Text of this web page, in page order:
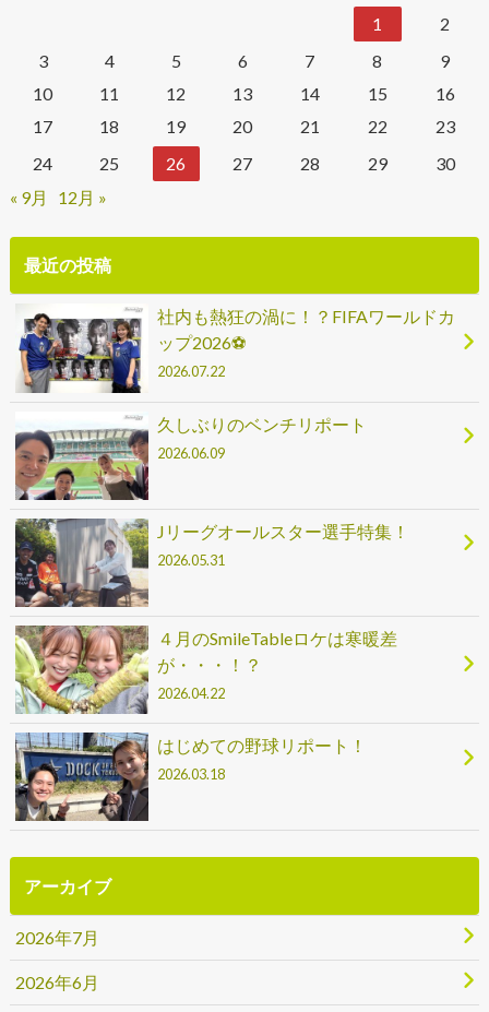
1
2
3
4 5 6 7 8
9
10
11 12 13 14 15
16
17
18 19 20 21 22
23
24
25 26 27 28 29
30
« 9月
12月 »
最近の投稿
社内も熱狂の渦に！？FIFAワールドカ
ップ2026⚽
2026.07.22
久しぶりのベンチリポート
2026.06.09
Jリーグオールスター選手特集！
2026.05.31
４月のSmileTableロケは寒暖差
が・・・！？
2026.04.22
はじめての野球リポート！
2026.03.18
アーカイブ
2026年7月
2026年6月